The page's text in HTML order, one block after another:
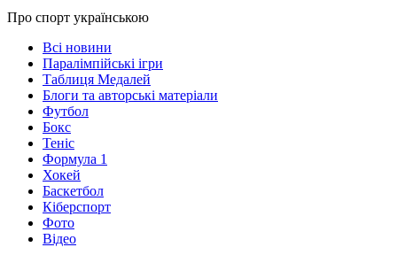
Про спорт українською
Всі новини
Паралімпійські ігри
Таблиця Медалей
Блоги та авторські матеріали
Футбол
Бокс
Теніс
Формула 1
Хокей
Баскетбол
Кіберспорт
Фото
Відео